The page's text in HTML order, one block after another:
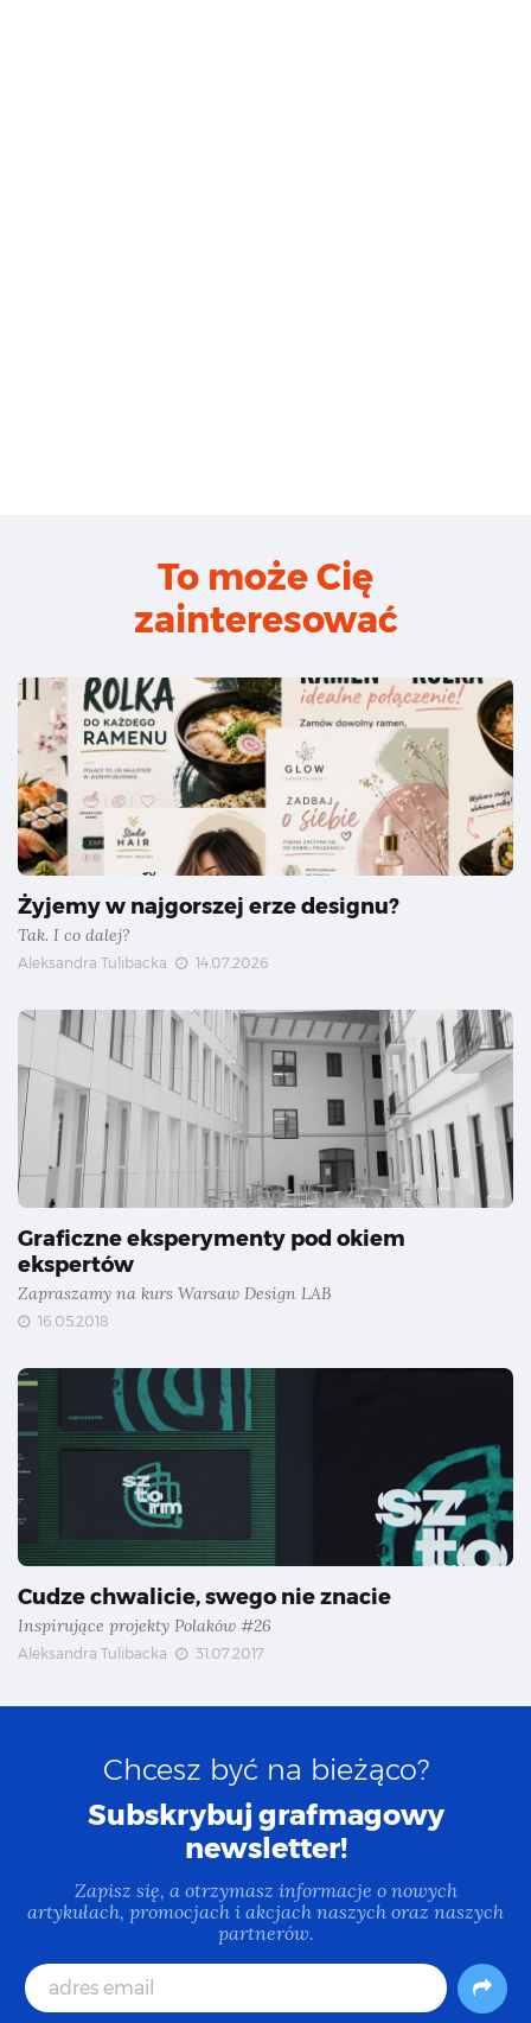
To może Cię
zainteresować
Żyjemy w najgorszej erze designu?
Tak. I co dalej?
Aleksandra Tulibacka 14.07.2026
Graficzne eksperymenty pod okiem
ekspertów
Zapraszamy na kurs Warsaw Design LAB
16.05.2018
Cudze chwalicie, swego nie znacie
Inspirujące projekty Polaków #26
Aleksandra Tulibacka 31.07.2017
Chcesz być na bieżąco?
Subskrybuj grafmagowy
newsletter!
Zapisz się, a otrzymasz informacje o nowych
artykułach, promocjach i akcjach naszych oraz naszych
partnerów.